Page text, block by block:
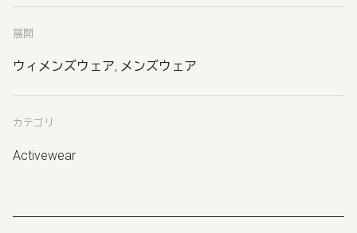
展開
ウィメンズウェア, メンズウェア
カテゴリ
Activewear